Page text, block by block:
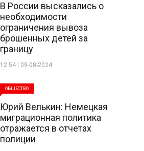
В России высказались о
необходимости
ограничения вывоза
брошенных детей за
границу
12:54 | 09-08-2024
ОБЩЕСТВО
Юрий Велькин: Немецкая
миграционная политика
отражается в отчетах
полиции